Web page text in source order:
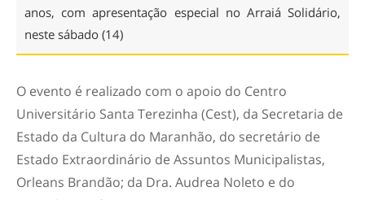
anos, com apresentação especial no Arraiá Solidário,
neste sábado (14)
O evento é realizado com o apoio do Centro
Universitário Santa Terezinha (Cest), da Secretaria de
Estado da Cultura do Maranhão, do secretário de
Estado Extraordinário de Assuntos Municipalistas,
Orleans Brandão; da Dra. Audrea Noleto e do